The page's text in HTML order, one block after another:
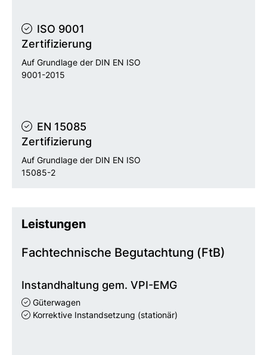
ISO 9001
Zertifizierung
Auf Grundlage der DIN EN ISO
9001-2015
EN 15085
Zertifizierung
Auf Grundlage der DIN EN ISO
15085-2
Leistungen
Fachtechnische Begutachtung (FtB)
Instandhaltung gem. VPI-EMG
Güterwagen
Korrektive Instandsetzung (stationär)